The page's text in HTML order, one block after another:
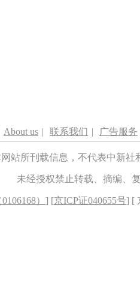
About us | 联系我们 | 广告服务
站所刊载信息，不代表中新
未经授权禁止转载、摘编、
） ] [京ICP证040655号] [